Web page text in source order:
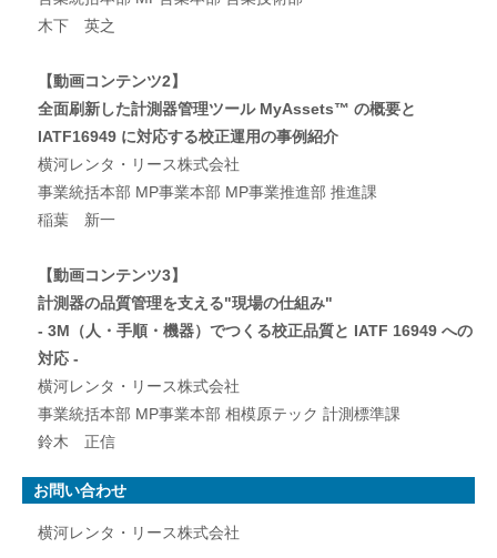
木下 英之
【動画コンテンツ2】
全面刷新した計測器管理ツール MyAssets™ の概要と
IATF16949 に対応する校正運用の事例紹介
横河レンタ・リース株式会社
事業統括本部 MP事業本部 MP事業推進部 推進課
稲葉 新一
【動画コンテンツ3】
計測器の品質管理を支える"現場の仕組み"
- 3M（人・手順・機器）でつくる校正品質と IATF 16949 への
対応 -
横河レンタ・リース株式会社
事業統括本部 MP事業本部 相模原テック 計測標準課
鈴木 正信
お問い合わせ
横河レンタ・リース株式会社